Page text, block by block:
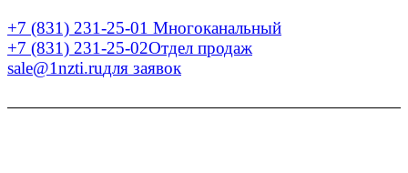
+7 (831) 231-25-01 Многоканальный
+7 (831) 231-25-02Отдел продаж
sale@1nzti.ruдля заявок